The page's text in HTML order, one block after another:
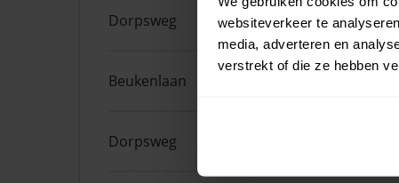
websiteverkeer te
media, adverteren en
verstrekt of die ze hebben
Dorpsweg 165
Beukenlaan
Dorpsweg